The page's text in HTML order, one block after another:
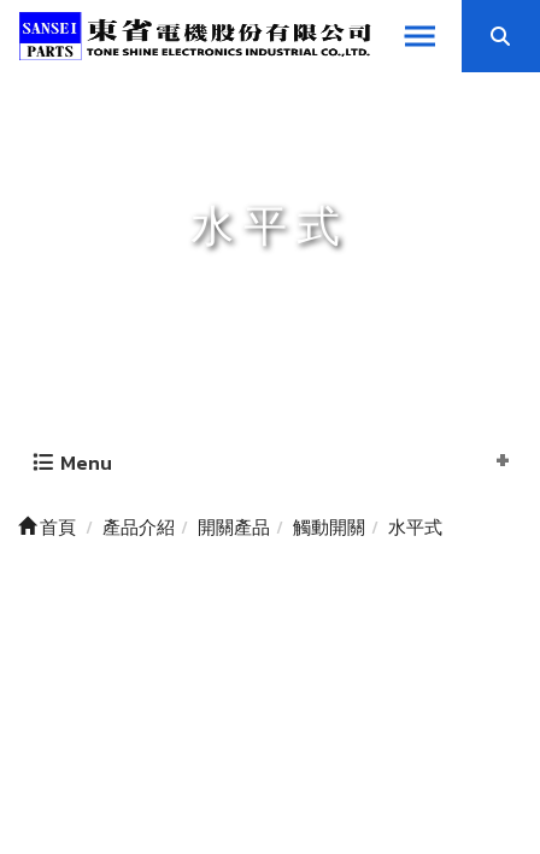
水平式
Menu
首頁 產品介紹 開關產品 觸動開關 水平式